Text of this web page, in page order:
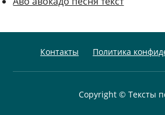
Контакты Политика
Copyright © Тексты